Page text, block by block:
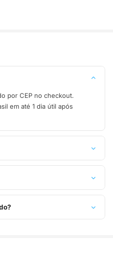
por CEP no checkout.
em até 1 dia útil após
juros no cartão de crédito,
de desconto.
para solicitar troca.
ou e-mail.